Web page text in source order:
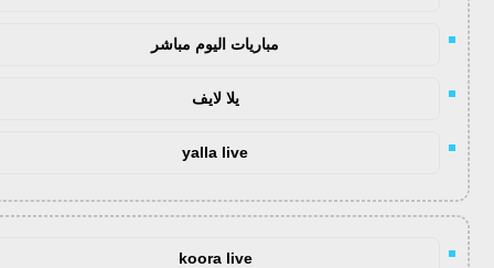
مباريات اليوم مباشر
يلا لايف
yalla live
koora live